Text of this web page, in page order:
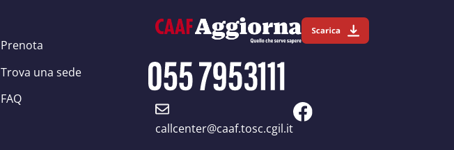
Prenota
Trova una sede
FAQ
callcenter@caaf.tosc.cgil.it